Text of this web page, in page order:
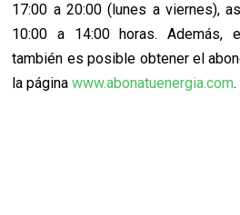
17:00 a 20:00 (lunes a viernes),
10:00 a 14:00 horas. Además,
también es posible obtener el
la páginawww.abonatuenergia.com.